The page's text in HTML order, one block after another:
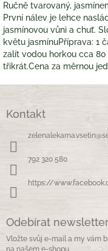
Ručně tvarovaný,
První nálev je lehce
jasmínovou vůni a chuť.
květu jasmínuPříprava: 1
zalít vodou horkou cca 80
třikrát.Cena za měrnou
Kontakt
zelenalekarna.vsetin@
792 320 580
https://
Odebírat
Vložte svůj e-mail a my vám